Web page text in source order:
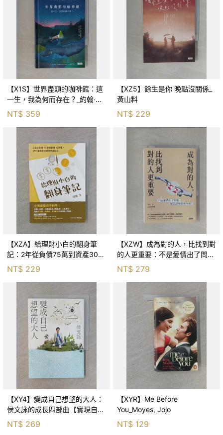
【X1S】世界盡頭的咖啡館：這
一生，我為何而存在？_約翰‧史
崔勒基, Elsa
NT$ 359
【XZ5】餘生是你 晚點沒關係_
黃山料
NT$ 229
【XZA】給理財小白的翻身筆
記：2年從負債75萬到資產300
萬，ETF讓我走在財務自由路上_
鐵蛋
NT$ 229
【XZW】成為對的人，比找到對
的人更重要：不是愛情出了問
題，而是認知需要升級！_Mr. P
NT$ 279
【XY4】變成自己想望的大人：
侯文詠的成長四部曲【實現自
己】_侯文詠
NT$ 269
【XYR】Me Before
You_Moyes, Jojo
NT$ 129